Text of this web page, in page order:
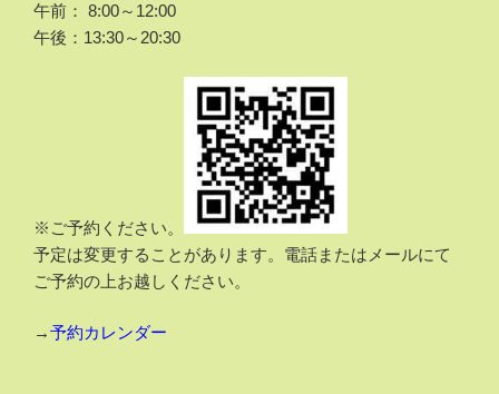
午前： 8:00～12:00
午後：13:30～20:30
※ご予約ください。
予定は変更することがあります。電話またはメールにて
ご予約の上お越しください。
→予約カレンダー